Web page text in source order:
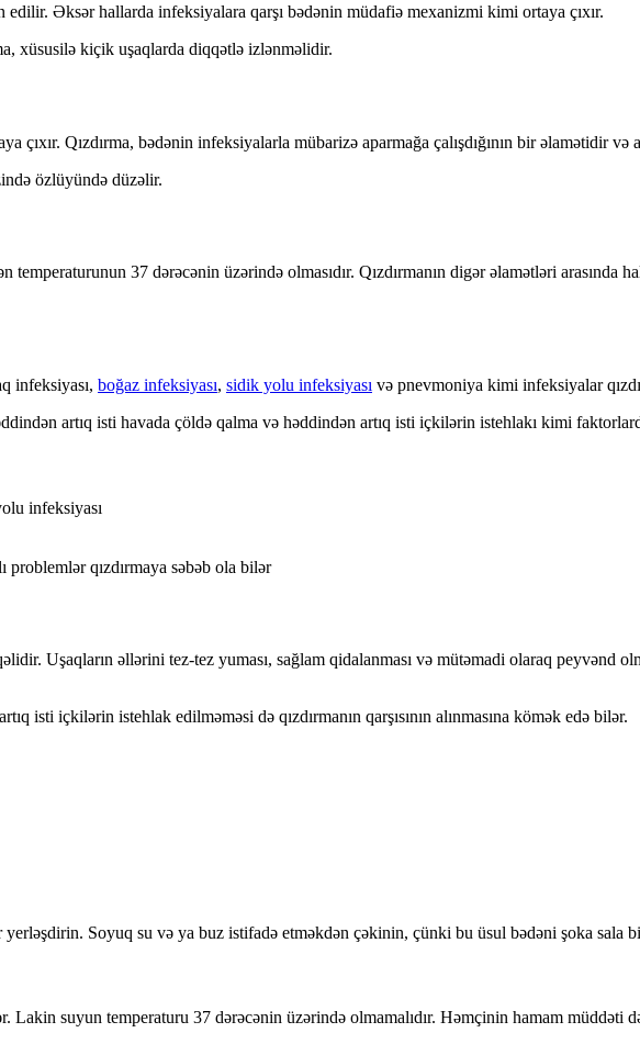
Əksər hallarda infeksiyalara qarşı bədənin müdafiə mexanizmi kimi ortaya çıxır.
xüsusilə kiçik uşaqlarda diqqətlə izlənməlidir.
çıxır. Qızdırma, bədənin infeksiyalarla mübarizə aparmağa çalışdığının bir əlamətidir
özlüyündə düzəlir.
37 dərəcənin üzərində olmasıdır. Qızdırmanın digər əlamətləri arasında
infeksiyası, boğaz infeksiyası, sidik yolu infeksiyası və pnevmoniya kimi infeksiyalar
artıq isti havada çöldə qalma və həddindən artıq isti içkilərin istehlakı kimi
infeksiyası
qızdırmaya səbəb ola bilər
Uşaqların əllərini tez-tez yuması, sağlam qidalanması və mütəmadi olaraq peyvənd
isti içkilərin istehlak edilməməsi də qızdırmanın qarşısının alınmasına kömək edə bilər.
yerləşdirin. Soyuq su və ya buz istifadə etməkdən çəkinin, çünki bu üsul bədəni şoka sala
Lakin suyun temperaturu 37 dərəcənin üzərində olmamalıdır. Həmçinin hamam müddəti